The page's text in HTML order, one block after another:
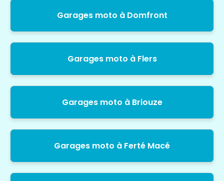
Garages moto à Domfront
Garages moto à Flers
Garages moto à Briouze
Garages moto à Ferté Macé